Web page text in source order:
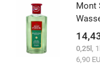
Mont
0,25l ,
6,90